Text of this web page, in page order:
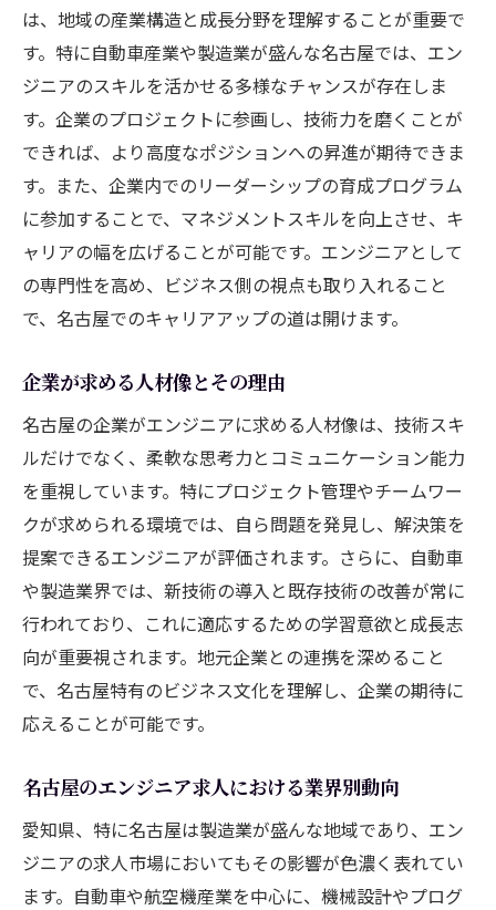
は、地域の産業構造と成長分野を理解することが重要で
す。特に自動車産業や製造業が盛んな名古屋では、エン
ジニアのスキルを活かせる多様なチャンスが存在しま
す。企業のプロジェクトに参画し、技術力を磨くことが
できれば、より高度なポジションへの昇進が期待できま
す。また、企業内でのリーダーシップの育成プログラム
に参加することで、マネジメントスキルを向上させ、キ
ャリアの幅を広げることが可能です。エンジニアとして
の専門性を高め、ビジネス側の視点も取り入れること
で、名古屋でのキャリアアップの道は開けます。
企業が求める人材像とその理由
名古屋の企業がエンジニアに求める人材像は、技術スキ
ルだけでなく、柔軟な思考力とコミュニケーション能力
を重視しています。特にプロジェクト管理やチームワー
クが求められる環境では、自ら問題を発見し、解決策を
提案できるエンジニアが評価されます。さらに、自動車
や製造業界では、新技術の導入と既存技術の改善が常に
行われており、これに適応するための学習意欲と成長志
向が重要視されます。地元企業との連携を深めること
で、名古屋特有のビジネス文化を理解し、企業の期待に
応えることが可能です。
名古屋のエンジニア求人における業界別動向
愛知県、特に名古屋は製造業が盛んな地域であり、エン
ジニアの求人市場においてもその影響が色濃く表れてい
ます。自動車や航空機産業を中心に、機械設計やプログ